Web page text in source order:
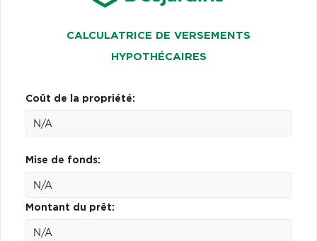
CALCULATRICE DE VERSEMENTS
HYPOTHÉCAIRES
Coût de la propriété:
Mise de fonds:
Montant du prêt: